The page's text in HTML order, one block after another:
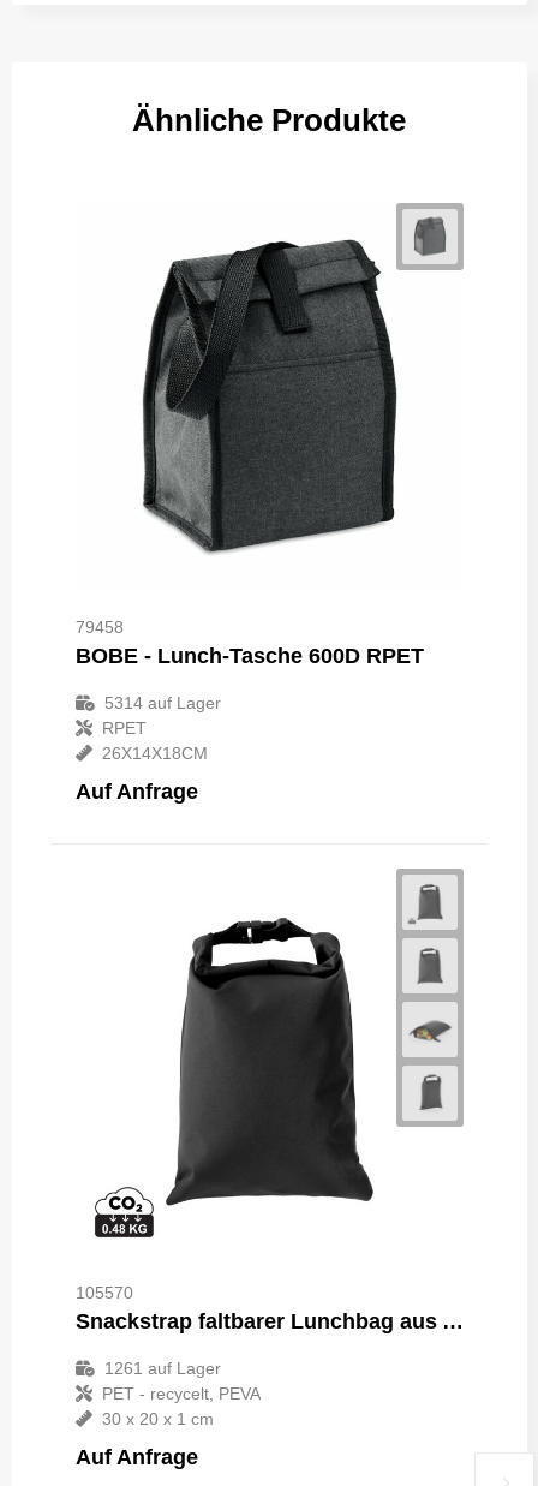
Ähnliche Produkte
79458
BOBE - Lunch-Tasche 600D RPET
5314auf Lager
RPET
26X14X18CM
Auf Anfrage
105570
Snackstrap faltbarer Lunchbag aus AWARE™ rPET 30 x 20cm
1261 auf Lager
PET - recycelt, PEVA
30 x 20 x 1 cm
Auf Anfrage